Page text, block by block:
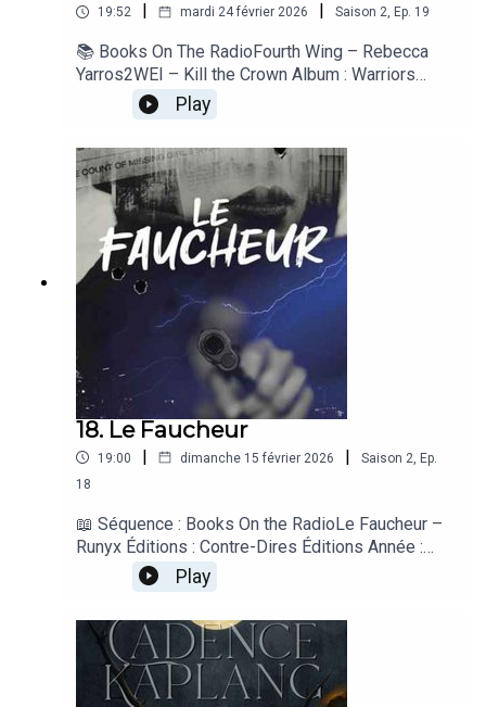
19:52 mardi 24 février 2026 Saison 2, Ep. 19
📚 Books On The RadioFourth Wing – Rebecca
Yarros2WEI – Kill the Crown Album : Warriors
Label : Position Music Année : 2023
Play
18. Le Faucheur
19:00 | dimanche 15 février 2026 | Saison 2 Ep.
18
📖 Séquence : Books On the RadioLe Faucheur –
Runyx Éditions : Contre-Dires Éditions Année :
2026Arcade Fire – My Body Is a Cage Album :
Neon Bible Label : Merge Records Année : 2007
Play